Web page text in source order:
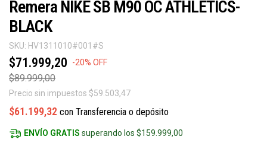
Remera NIKE SB M90 OC ATHLETICS-
BLACK
SKU: HV1311010#001#S
$71.999,20 -20% OFF
$89.999,00
Precio sin impuestos $59.503,47
$61.199,32 con Transferencia o depósito
ENVÍO GRATIS superando los$159.999,00